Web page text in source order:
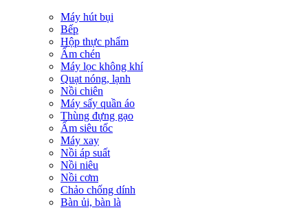
Máy hút bụi
Bếp
Hộp thực phẩm
Ấm chén
Máy lọc không khí
Quạt nóng, lạnh
Nồi chiên
Máy sấy quần áo
Thùng đựng gạo
Ấm siêu tốc
Máy xay
Nồi áp suất
Nồi niêu
Nồi cơm
Chảo chống dính
Bàn ủi, bàn là